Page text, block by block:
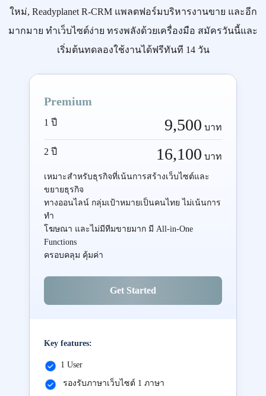
ใหม่, Readyplanet R-CRMแพลตฟอร์มบริหารงานขาย และอีก
มากมาย ทำเว็บไซต์ง่าย ทรงพลังด้วยเครื่องมือ สมัครวันนี้และ
เริ่มต้นทดลองใช้งานได้ฟรีทันที 14 วัน
Premium
1 ปี 9,500 บาท
2 ปี 16,100 บาท
เหมาะสำหรับธุรกิจที่เน้นการสร้างเว็บไซต์และ
ขยายธุรกิจ
ทางออนไลน์ กลุ่มเป้าหมายเป็นคนไทย ไม่เน้นการ
ทำ
โฆษณา และไม่มีทีมขายมาก มี All-in-One
Functions
ครอบคลุม คุ้มค่า
Get Started
Key features:
1 User
รองรับภาษาเว็บไซต์ 1 ภาษา